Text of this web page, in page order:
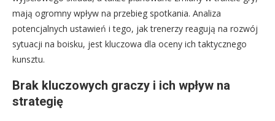
mają ogromny wpływ na przebieg spotkania. Analiza
potencjalnych ustawień i tego, jak trenerzy reagują na rozwój
sytuacji na boisku, jest kluczowa dla oceny ich taktycznego
kunsztu.
Brak kluczowych graczy i ich wpływ na
strategię